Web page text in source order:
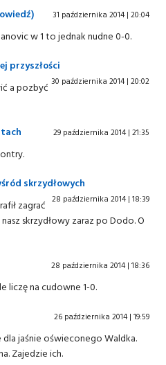
31 października 2014 | 20:04
w 1 to jednak nudne 0-0.
przyszłości
30 października 2014 | 20:02
a pozbyć
29 października 2014 | 21:35
skrzydłowych
28 października 2014 | 18:39
zagrać
skrzydłowy zaraz po Dodo. O
28 października 2014 | 18:36
liczę na cudowne 1-0.
26 października 2014 | 19:59
dla jaśnie oświeconego Waldka.
Zajedzie ich.